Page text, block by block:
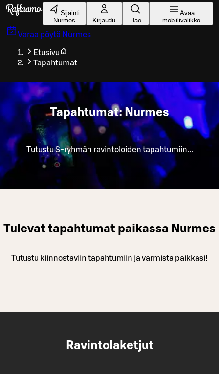
Siirry pääsisältöön
Sijainti
Nurmes
Kirjaudu Hae
Avaa
mobiilivalikko
Varaa pöytä Nurmes
Etusivu
Tapahtumat
Tapahtumat: Nurmes
Tutustu S-ryhmän ravintoloiden tapahtumiin...
Tulevat tapahtumat paikassa Nurmes
Tutustu kiinnostaviin tapahtumiin ja varmista paikkasi!
Ravintolaketjut